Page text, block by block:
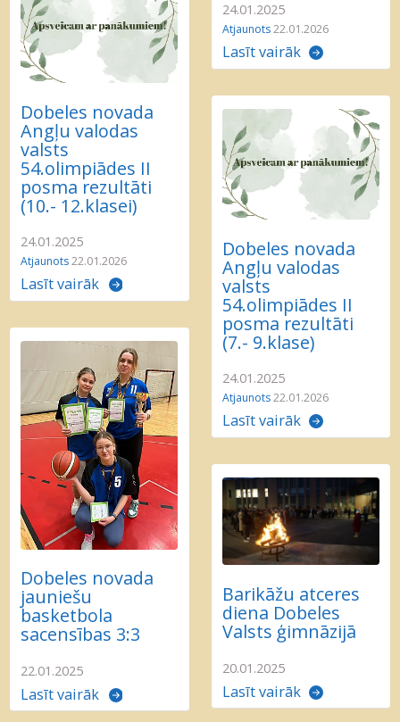
24.01.2025
Atjaunots22.01.2026
Lasīt vairāk
Dobeles novada
Angļu valodas
valsts
54.olimpiādes II
posma rezultāti
(10.- 12.klasei)
24.01.2025
Atjaunots22.01.2026
Lasīt vairāk
Dobeles novada
Angļu valodas
valsts
54.olimpiādes II
posma rezultāti
(7.- 9.klase)
24.01.2025
Atjaunots22.01.2026
Lasīt vairāk
Dobeles novada
jauniešu
basketbola
sacensības 3:3
22.01.2025
Lasīt vairāk
Barikāžu atceres
diena Dobeles
Valsts ģimnāzijā
20.01.2025
Lasīt vairāk